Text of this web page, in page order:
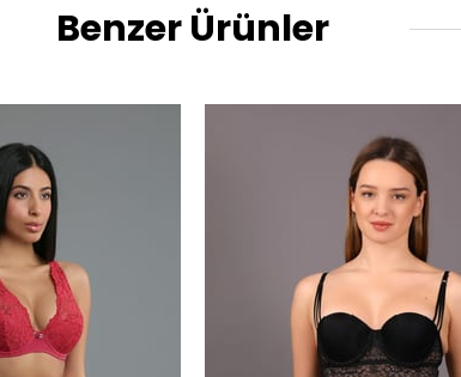
Benzer Ürünler